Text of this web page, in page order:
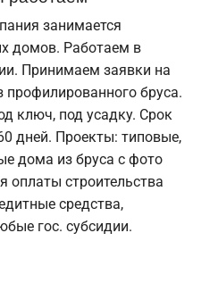
занимается
домов. Работаем в
Принимаем заявки на
бруса.
ключ, под усадку. Срок
дней. Проекты: типовые,
дома из бруса с фото
оплаты строительства
средства,
гос. субсидии.